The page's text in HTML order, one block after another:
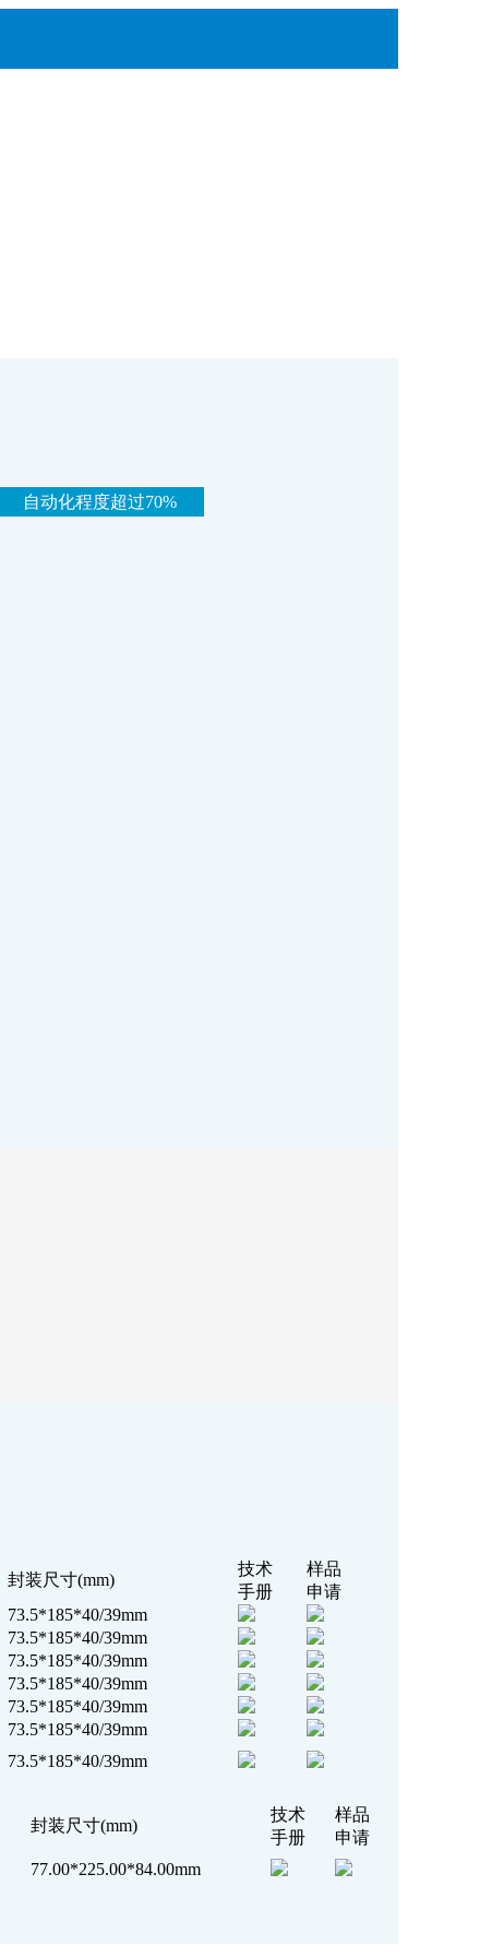
自动化程度超过70%
封装尺寸(mm)
技术
手册
样品
申请
73.5*185*40/39mm
73.5*185*40/39mm
73.5*185*40/39mm
73.5*185*40/39mm
73.5*185*40/39mm
73.5*185*40/39mm
73.5*185*40/39mm
封装尺寸(mm)
技术
手册
样品
申请
77.00*225.00*84.00mm